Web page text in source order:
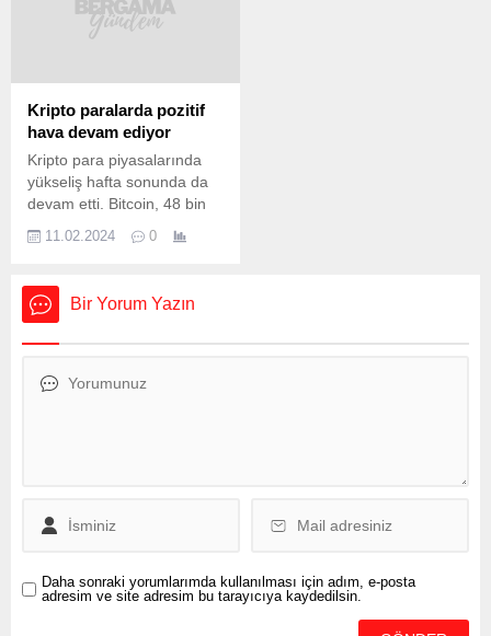
konuya ilişkin kararı,
sosyal medya hesabından
Pazar günü yapılacak
Mahalli idareler Genel
Seçimleri’nde görev alacak
sandık kurulu başkanları ile
bir üyesinin, Seçimlerin
Temel Hükümleri ve...
Kripto paralarda pozitif
hava devam ediyor
Kripto para piyasalarında
yükseliş hafta sonunda da
devam etti. Bitcoin, 48 bin
600 dolar kadar yükseldi.
Ethereum ise 2 bin 500
görüyor. Kripto para
piyasalarında yükseliş hafta
risk iştahı kripto paraların
11.02.2024 0
Bir Yorum Yazın
Daha sonraki yorumlarımda kullanılması için adım, e-posta
adresim ve site adresim bu tarayıcıya kaydedilsin.